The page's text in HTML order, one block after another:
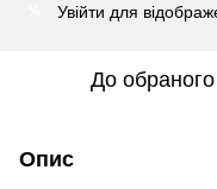
Увійти для
До обраного
Опис